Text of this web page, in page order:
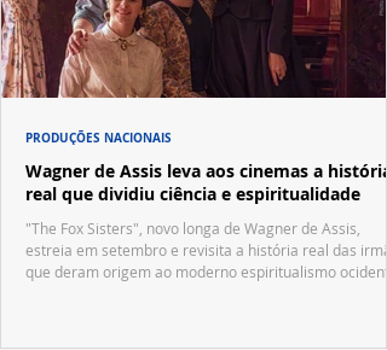
Wagner de Assis leva aos cinemas a história
real que dividiu ciência e espiritualidade
"The Fox Sisters", novo longa de Wagner de Assis,
estreia em setembro e revisita a história real das
que deram origem ao moderno espiritualismo
PRODUÇÕES NACIONAIS